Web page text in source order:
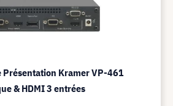
Présentation Kramer VP-461
& HDMI 3 entrées